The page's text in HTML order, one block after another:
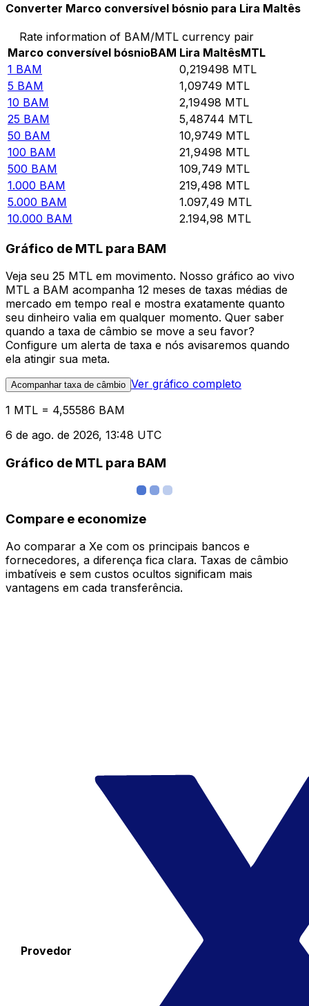
Converter Marco conversível bósnio para Lira Maltês
Rate information of BAM/MTL currency pair
Marco conversível bósnioBAM Lira MaltêsMTL
1 BAM 0,219498 MTL
5 BAM 1,09749 MTL
10 BAM 2,19498 MTL
25 BAM 5,48744 MTL
50 BAM 10,9749 MTL
100 BAM 21,9498 MTL
500 BAM 109,749 MTL
1.000 BAM 219,498 MTL
5.000 BAM 1.097,49 MTL
10.000 BAM 2.194,98 MTL
Gráfico de MTL para BAM
Veja seu 25 MTL em movimento. Nosso gráfico ao vivo
MTL a BAM acompanha 12 meses de taxas médias de
mercado em tempo real e mostra exatamente quanto
seu dinheiro valia em qualquer momento. Quer saber
quando a taxa de câmbio se move a seu favor?
Configure um alerta de taxa e nós avisaremos quando
ela atingir sua meta.
Acompanhar taxa de câmbio Ver gráfico completo
1 MTL = 4,55586 BAM
6 de ago. de 2026, 13:48 UTC
Gráfico de MTL para BAM
Compare e economize
Ao comparar a Xe com os principais bancos e
fornecedores, a diferença fica clara. Taxas de câmbio
imbatíveis e sem custos ocultos significam mais
vantagens em cada transferência.
Provedor